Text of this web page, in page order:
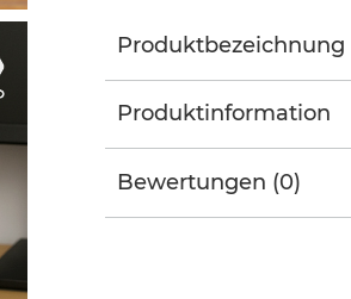
Produktbezeichnung
Produktinformation
Bewertungen (0)